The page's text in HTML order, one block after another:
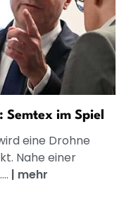
im Spiel
eine Drohne
Nahe einer
| mehr